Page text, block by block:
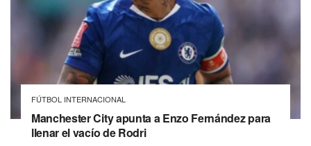
FÚTBOL INTERNACIONAL
Manchester City apunta a Enzo Fernández para
llenar el vacío de Rodri